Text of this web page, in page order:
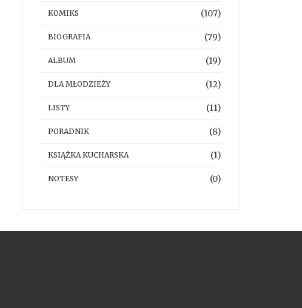
KOMIKS (107)
BIOGRAFIA (79)
ALBUM (19)
DLA MŁODZIEŻY (12)
LISTY (11)
PORADNIK (8)
KSIĄŻKA KUCHARSKA (1)
NOTESY (0)